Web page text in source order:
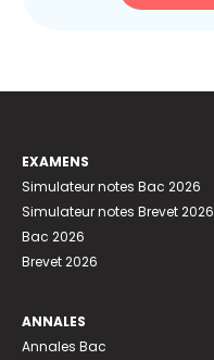
EXAMENS
Simulateur notes Bac 2026
Simulateur notes Brevet 2026
Bac 2026
Brevet 2026
ANNALES
Annales Bac